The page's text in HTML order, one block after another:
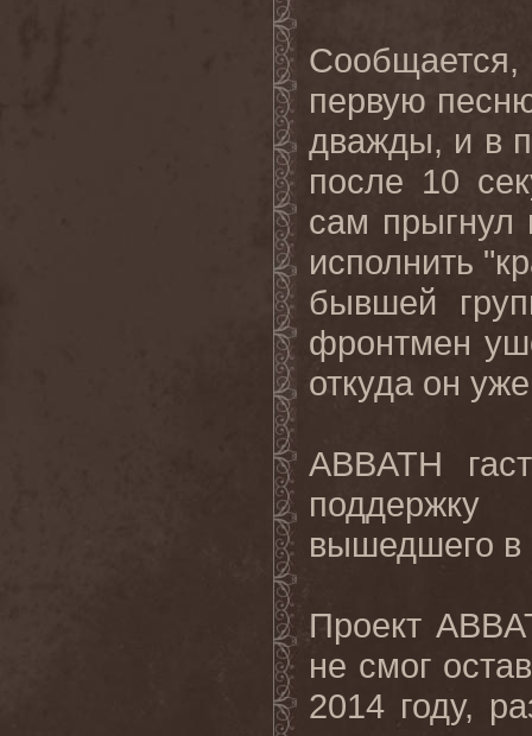
первую
дважды, и в
после 10
сам прыгнул
исполнить
бывшей
фронтмен
откуда он
ABBATH
вышедшего в
Проект
не смог
2014 году,